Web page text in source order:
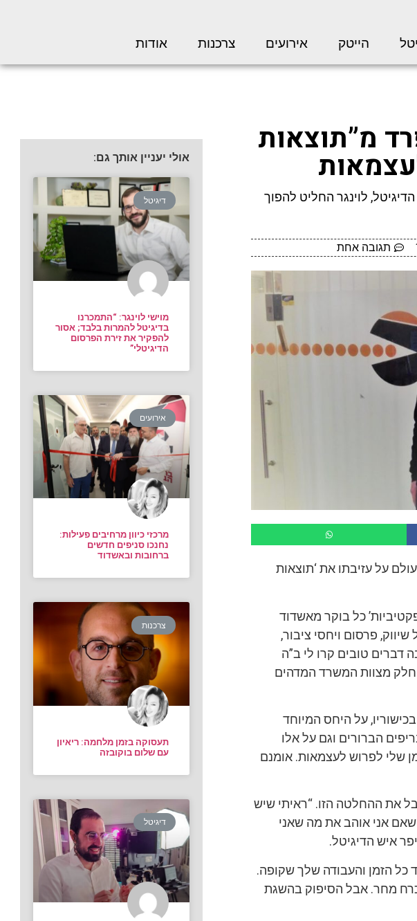
הייטק אירועים צרכנות אודות
מ”תוצאות
לוינגר החליט להפוך
תגובה אחת
על עזיבתו את ‘תוצאות
כל בוקר מאשדוד
פרסום ויחסי ציבור,
דברים טובים קרו לי ב”ה
חלק מצוות המשרד המדהים
על היחס המיוחד
הברורים וגם על אלו
שלי לפרוש לעצמאות. אומנם
את ההחלטה הזו. “ראיתי שיש
שאם אני אוהב את מה שאני
איש הדיגיטל.
כל הזמן והעבודה שלך שקופה.
מחר. אבל הסיפוק בהשגת
אולי יעניין אותך גם:
דיגיטל
מוישי לוינגר: “התמכרנו
בדיגיטל להמרות בלבד; אסור
להפקיר את זירת הפרסום
הדיגיטלי”
אירועים
מרכזי כיוון מרחיבים פעילות:
נחנכו סניפים חדשים
ברחובות ובאשדוד
צרכנות
תעסוקה בזמן מלחמה: ריאיון
עם שלום בוקובזה
דיגיטל